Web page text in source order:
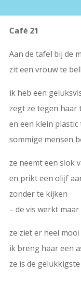
Café 21
Aan de tafel bij de
zit een vrouw te
ik heb een
zegt ze tegen haar
en een klein plastic
sommige mensen
ze neemt een slok
en prikt een olijf
zonder te kijken
– de vis werkt
ze ziet er heel
ik breng haar een
ze is de